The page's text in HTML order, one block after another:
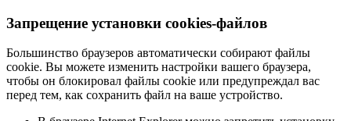
Запрещение установки cookies-файлов
Большинство браузеров автоматически собирают файлы
cookie. Вы можете изменить настройки вашего браузера,
чтобы он блокировал файлы cookie или предупреждал вас
перед тем, как сохранить файл на ваше устройство.